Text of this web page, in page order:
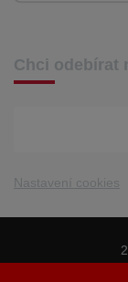
Chci odebírat
Nastavení cookies